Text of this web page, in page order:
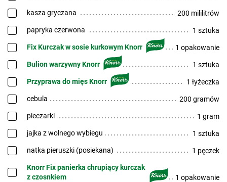
kasza gryczana 200 mililitrów
papryka czerwona 1 sztuka
Fix Kurczak w sosie kurkowym Knorr 1 opakowanie
Bulion warzywny Knorr 1 sztuka
Przyprawa do mięs Knorr 1 łyżeczka
cebula 200 gramów
pieczarki 1 gram
jajka z wolnego wybiegu 1 sztuka
natka pieruszki (posiekana) 1 pęczek
Knorr Fix panierka chrupiący kurczak
z czosnkiem
1 opakowanie